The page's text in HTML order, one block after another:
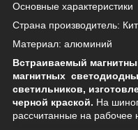
Основные характеристики
Страна производитель:
Материал: алюминий
Встраиваемый
магнитных
светильников,
черной краской. На
рассчитанные на рабочее